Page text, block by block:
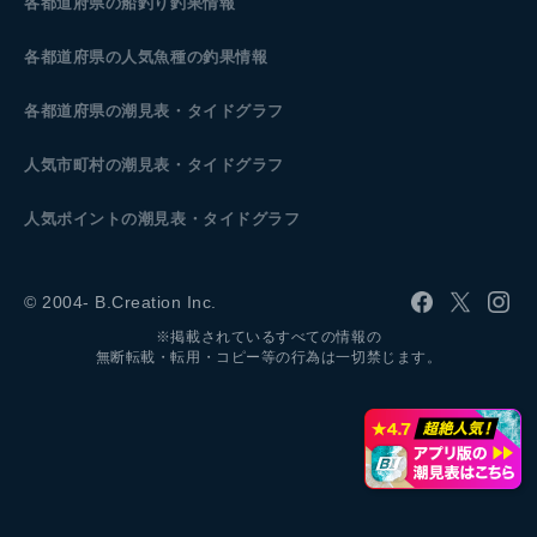
各都道府県の人気魚種の釣果情報
各都道府県の潮見表 ・タイドグラフ
人気市町村の潮見表・タイドグラフ
人気ポイントの潮見表・タイドグラフ
© 2004- B.Creation Inc.
※掲載されているすべての情報の
無断転載・転用・コピー等の行為は一切禁じます。